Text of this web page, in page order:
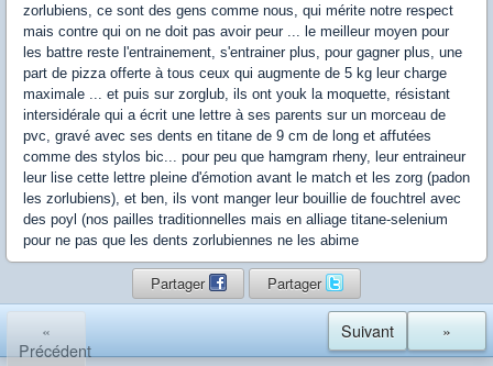
zorlubiens, ce sont des gens comme nous, qui mérite notre respect
mais contre qui on ne doit pas avoir peur ... le meilleur moyen pour
les battre reste l'entrainement, s'entrainer plus, pour gagner plus, une
part de pizza offerte à tous ceux qui augmente de 5 kg leur charge
maximale ... et puis sur zorglub, ils ont youk la moquette, résistant
intersidérale qui a écrit une lettre à ses parents sur un morceau de
pvc, gravé avec ses dents en titane de 9 cm de long et affutées
comme des stylos bic... pour peu que hamgram rheny, leur entraineur
leur lise cette lettre pleine d'émotion avant le match et les zorg (padon
les zorlubiens), et ben, ils vont manger leur bouillie de fouchtrel avec
des poyl (nos pailles traditionnelles mais en alliage titane-selenium
pour ne pas que les dents zorlubiennes ne les abime
Partager Partager
«
Précédent
»
Suivant